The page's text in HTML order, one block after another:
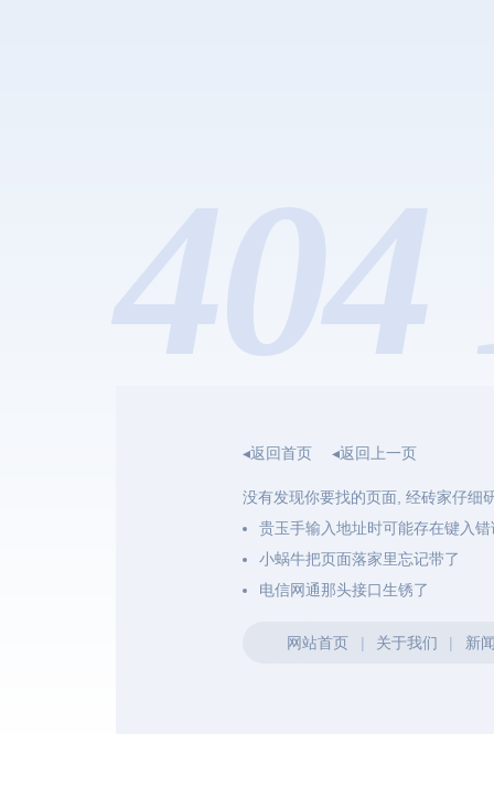
◂返回首页 ◂返回上一页
没有发现你要找的页面, 经砖家仔细
贵玉手输入地址时可能存在键入错
小蜗牛把页面落家里忘记带了
电信网通那头接口生锈了
网站首页 | 关于我们 | 新